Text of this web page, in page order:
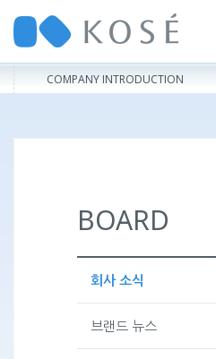
COMPANY INTRODUCTION
BOARD
회사 소식
브랜드 뉴스